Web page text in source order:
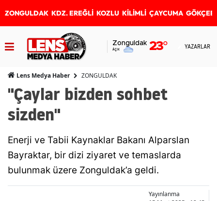
ZONGULDAK KDZ. EREĞLİ KOZLU KİLİMLİ ÇAYCUMA
Zonguldak
Açık 23° YAZARLAR
Lens Medya Haber ZONGULDAK
"Çaylar bizden sohbet
sizden"
Enerji ve Tabii Kaynaklar Bakanı Alparslan
Bayraktar, bir dizi ziyaret ve temaslarda
bulunmak üzere Zonguldak’a geldi.
Yayınlanma